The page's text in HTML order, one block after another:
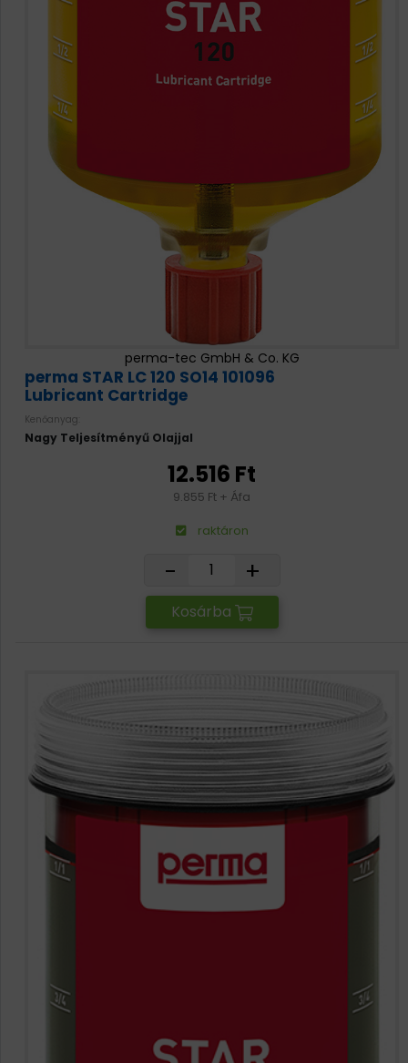
perma-tec GmbH & Co. KG
perma STAR LC 120 SO14 101096
Lubricant Cartridge
Kenőanyag:
Nagy Teljesítményű Olajjal
12.516 Ft
9.855 Ft + Áfa
raktáron
- +
Kosárba